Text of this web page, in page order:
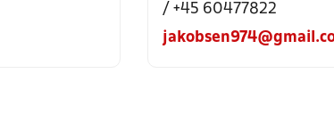
/ +45 60477822